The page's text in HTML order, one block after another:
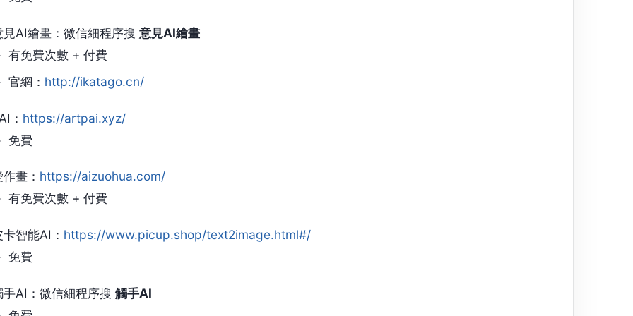
見AI繪畫：微信細程序搜意見AI繪畫
有免費次數 + 付費
官網： http://ikatago.cn/
： https://artpai.xyz/
免費
畫： https://aizuohua.com/
有免費次數 + 付費
卡智能AI： https://www.picup.shop/text2image.html#/
免費
手AI：微信細程序搜觸手AI